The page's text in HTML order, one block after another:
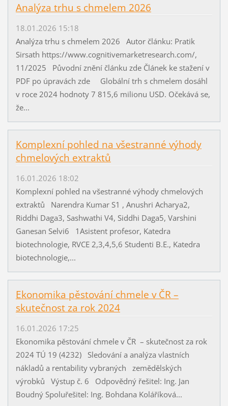
Analýza trhu s chmelem 2026
18.01.2026 15:18
Analýza trhu s chmelem 2026 Autor článku: Pratik
Sirsath https://www.cognitivemarketresearch.com/,
11/2025 Původní znění článku zde Článek ke stažení v
PDF po úpravách zde Globální trh s chmelem dosáhl
v roce 2024 hodnoty 7 815,6 milionu USD. Očekává se,
že...
Komplexní pohled na všestranné výhody
chmelových extraktů
16.01.2026 18:02
Komplexní pohled na všestranné výhody chmelových
extraktů Narendra Kumar S1 , Anushri Acharya2,
Riddhi Daga3, Sashwathi V4, Siddhi Daga5, Varshini
Ganesan Selvi6 1Asistent profesor, Katedra
biotechnologie, RVCE 2,3,4,5,6 Studenti B.E., Katedra
biotechnologie,...
Ekonomika pěstování chmele v ČR –
skutečnost za rok 2024
16.01.2026 17:25
Ekonomika pěstování chmele v ČR – skutečnost za rok
2024 TÚ 19 (4232) Sledování a analýza vlastních
nákladů a rentability vybraných zemědělských
výrobků Výstup č. 6 Odpovědný řešitel: Ing. Jan
Boudný Spoluřešitel: Ing. Bohdana Koláříková...